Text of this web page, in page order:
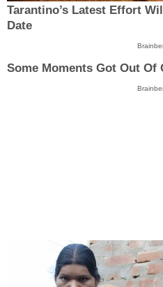
Tarantino’s Latest Effort
Date
Some Moments Got Out Of